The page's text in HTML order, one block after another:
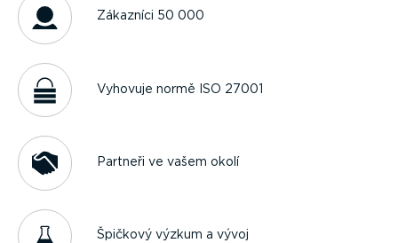
Zákazníci 50 000
Vyhovuje normě ISO 27001
Partneři ve vašem okolí
Špičkový výzkum a vývoj